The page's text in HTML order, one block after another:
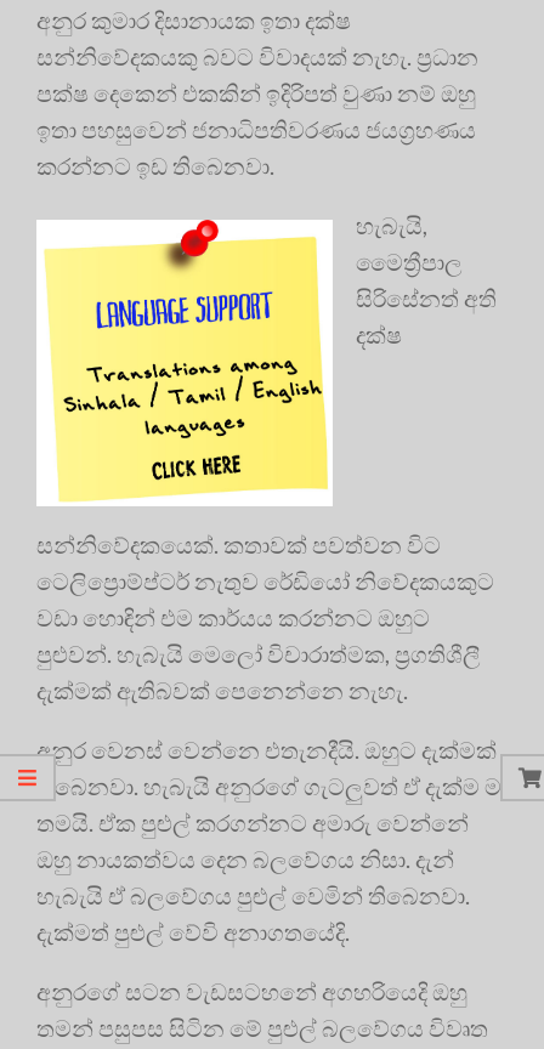
අනුර කුමාර දිසානායක ඉතා දක්ෂ
සන්නිවේදකයකු බවට විවාදයක් නැහැ. ප්‍රධාන
පක්ෂ දෙකෙන් එකකින් ඉදිරිපත් වුණා නම් ඔහු
ඉතා පහසුවෙන් ජනාධිපතිවරණය ජයග්‍රහණය
කරන්නට ඉඩ තිබෙනවා.
හැබැයි,
මෛත්‍රීපාල
සිරිසේනත් අති
දක්ෂ
සන්නිවේදකයෙක්. කතාවක් පවත්වන විට
ටෙලිප්‍රොම්ප්ටර් නැතුව රේඩියෝ නිවේදකයකුට
වඩා හොඳින් එම කාර්යය කරන්නට ඔහුට
පුළුවන්. හැබැයි මෙලෝ විචාරාත්මක, ප්‍රගතිශීලී
දැක්මක් ඇතිබවක් පෙනෙන්නෙ නැහැ.
අනුර වෙනස් වෙන්නෙ එතැනදීයි. ඔහුට දැක්මක්
තිබෙනවා. හැබැයි අනුරගේ ගැටලුවත් ඒ දැක්ම ම
තමයි. ඒක පුළුල් කරගන්නට අමාරු වෙන්නේ
ඔහු නායකත්වය දෙන බලවේගය නිසා. දැන්
හැබැයි ඒ බලවේගය පුළුල් වෙමින් තිබෙනවා.
දැක්මත් පුළුල් වේවි අනාගතයේදි.
අනුරගේ සටන වැඩසටහනේ අගහරියෙදි ඔහු
තමන් පසුපස සිටින මේ පුළුල් බලවේගය විවෘත